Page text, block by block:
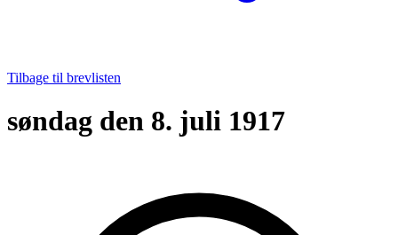
Tilbage til brevlisten
søndag den 8. juli 1917